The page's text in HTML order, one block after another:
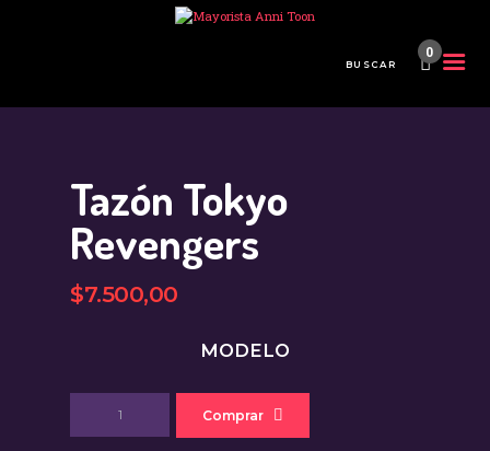
0
NOVEDADES
¿CÓMO COMPRAR?
CONTACTO
Tazón Tokyo
Revengers
$7.500,00
MODELO
Revengers
Comprar